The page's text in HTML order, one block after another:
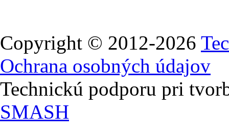
Copyright © 2012-2026
Ochrana osobných údajov
Technickú podporu pri
SMASH